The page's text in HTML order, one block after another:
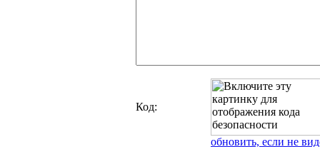
Код:
обновить, если не